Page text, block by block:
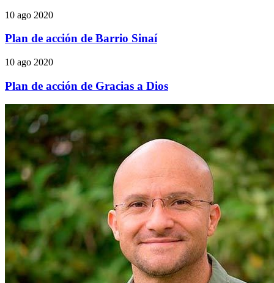
10 ago 2020
Plan de acción de Barrio Sinaí
10 ago 2020
Plan de acción de Gracias a Dios